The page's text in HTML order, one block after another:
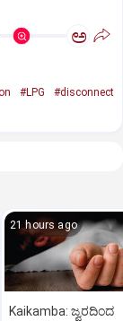
ಅ
#LPG
#disconnect
21 hours ago
Kaikamba: ಜ್ವರದಿಂದ